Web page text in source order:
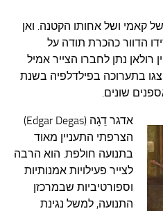
קאמי ושל אחותו הקטנה. ואן
הדוור כהכרת תודה על
רולאן נתן לחברו הצייר אמיל
בתערוכה בפילדלפיה בשנת
אדגר דֵגָה (Edgar Degas)
הצרפתי התעניין מאוד
בתנועה חולפת. הוא הרבה
לצייר פעילויות אמנותיות
וספורטיביות שבמרכזן
התנועה, למשל נגינת